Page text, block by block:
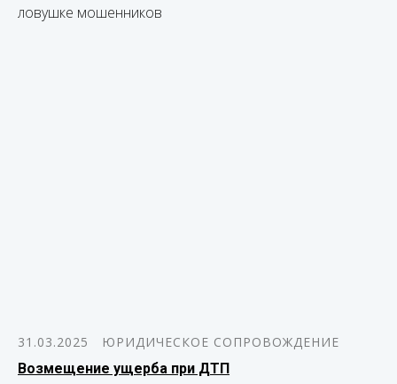
ловушке мошенников
31.03.2025
ЮРИДИЧЕСКОЕ СОПРОВОЖДЕНИЕ
Возмещение ущерба при ДТП